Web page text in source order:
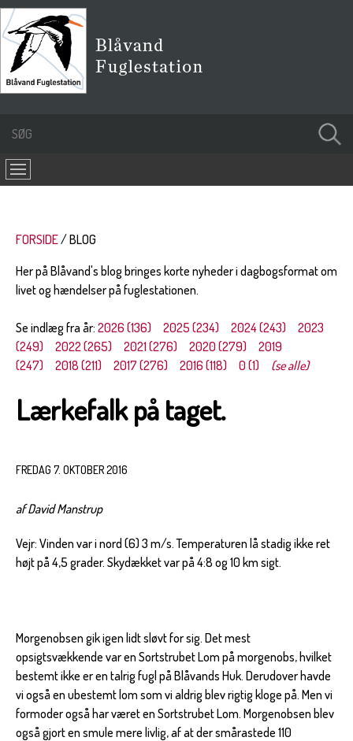
FORSIDE
BLOG
Her på Blåvand's blog bringes korte nyheder i dagbogsformat om
livet og hændelser på fuglestationen.
Se indlæg fra år: 2026 (136) 2025 (234) 2024 (243)
2023
(249)
2022 (265) 2021 (276) 2020 (279)
2019
(247)
2018 (211) 2017 (276) 2016 (118) 0 (1) (se alle)
Lærkefalk på taget.
FREDAG 7. OKTOBER 2016
af David Manstrup
Vejr: Vinden var i nord (6) 3 m/s. Temperaturen lå stadig ikke ret
højt på 4,5 grader. Skydækket var på 4:8 og 10 km sigt.
Morgenobsen gik igen lidt sløvt for sig. Det mest
opsigtsvækkende var en Sortstrubet Lom på morgenobs, hvilket
bestemt ikke er en talrig fugl på Blåvands Huk. Derudover havde
vi også en ubestemt lom som vi aldrig blev rigtig kloge på. Men vi
formoder også har været en Sortstrubet Lom. Morgenobsen blev
også gjort en smule mere livlig, af at der smårastede 110